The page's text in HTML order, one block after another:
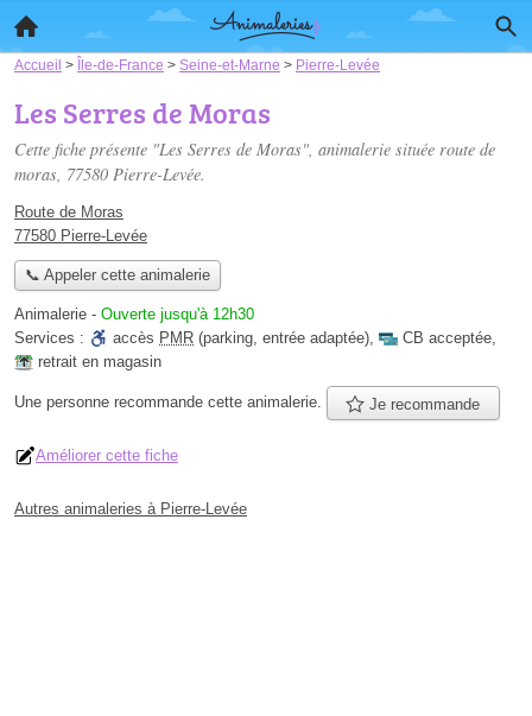
Accueil > Île-de-France > Seine-et-Marne > Pierre-Levée
Les Serres de Moras
Cette fiche présente "Les Serres de Moras", animalerie située route de
moras, 77580 Pierre-Levée.
Route de Moras
77580 Pierre-Levée
📞 Appeler cette animalerie
Animalerie - Ouverte jusqu'à 12h30
Services :
accès PMR (parking, entrée adaptée), CB acceptée,
retrait en magasin
Une personne recommande cette animalerie. Je recommande
Améliorer cette fiche
Autres animaleries à Pierre-Levée